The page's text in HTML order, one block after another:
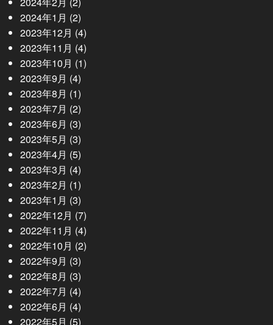
2024年1月 (2)
2023年12月 (4)
2023年11月 (4)
2023年10月 (1)
2023年9月 (4)
2023年8月 (1)
2023年7月 (2)
2023年6月 (3)
2023年5月 (3)
2023年4月 (5)
2023年3月 (4)
2023年2月 (1)
2023年1月 (3)
2022年12月 (7)
2022年11月 (4)
2022年10月 (2)
2022年9月 (3)
2022年8月 (3)
2022年7月 (4)
2022年6月 (4)
2022年5月 (5)